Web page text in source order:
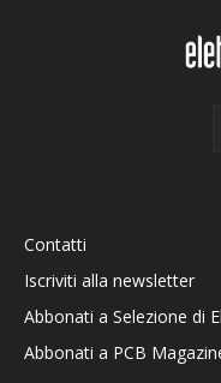
Contatti
Iscriviti alla newsletter
Abbonati a Selezione di
Abbonati a PCB